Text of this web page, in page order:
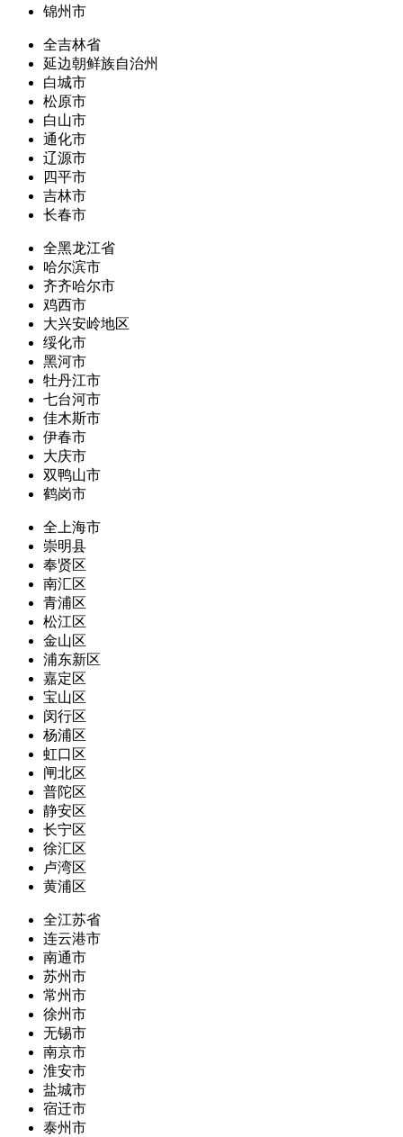
锦州市
全吉林省
延边朝鲜族自治州
白城市
松原市
白山市
通化市
辽源市
四平市
吉林市
长春市
全黑龙江省
哈尔滨市
齐齐哈尔市
鸡西市
大兴安岭地区
绥化市
黑河市
牡丹江市
七台河市
佳木斯市
伊春市
大庆市
双鸭山市
鹤岗市
全上海市
崇明县
奉贤区
南汇区
青浦区
松江区
金山区
浦东新区
嘉定区
宝山区
闵行区
杨浦区
虹口区
闸北区
普陀区
静安区
长宁区
徐汇区
卢湾区
黄浦区
全江苏省
连云港市
南通市
苏州市
常州市
徐州市
无锡市
南京市
淮安市
盐城市
宿迁市
泰州市